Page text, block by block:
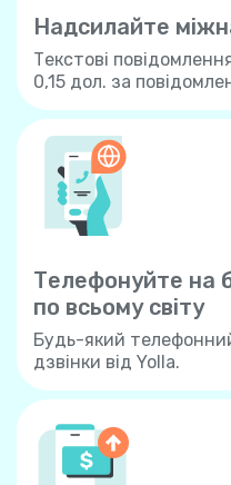
Надсилайте
Текстові
0,15 дол. за
Телефонуйте на
по всьому свiту
Будь-який
дзвінки від Yolla.